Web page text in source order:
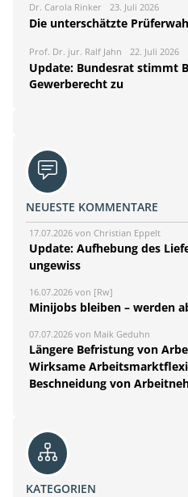
Dr. Carola Rinker 23. Juli 2026
Die unterschätzte
Prof. Dr. jur. Ralf Jahn 22. Juli 2026
Update: Bundesrat stimmt
Gewerberecht zu
NEUESTE KOMMENTARE
17.07.2026 von Christian Eppelt
Update: Aufhebung des
ungewiss
16.07.2026 von [Rw]
Minijobs bleiben – werden
07.07.2026 von Maik Geduhn
Längere Befristung von
Wirksame
Beschneidung von
KATEGORIEN